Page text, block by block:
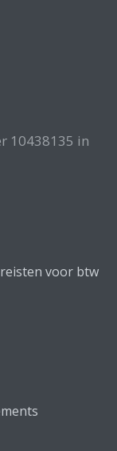
10438135 in
voor btw